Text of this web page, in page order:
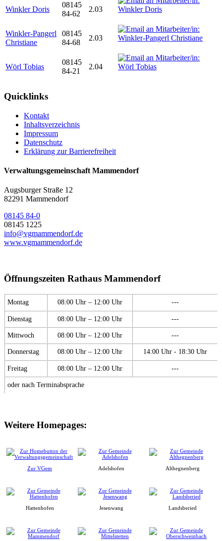
Winkler Doris
08145
84-62
2.03
Winkler-Pangerl
Christiane
08145
84-68
2.03
Wörl Tobias
08145
84-21
2.04
Quicklinks
Kontakt
Inhaltsverzeichnis
Impressum
Datenschutz
Erklärung zur Barrierefreiheit
Verwaltungsgemeinschaft Mammendorf
Augsburger Straße 12
82291 Mammendorf
08145 84-0
08145 1225
info@vgmammendorf.de
www.vgmammendorf.de
Öffnungszeiten Rathaus Mammendorf
Montag 08:00 Uhr – 12:00 Uhr ---
Dienstag 08:00 Uhr – 12:00 Uhr ---
Mittwoch 08:00 Uhr – 12:00 Uhr ---
Donnerstag 08:00 Uhr – 12:00 Uhr 14:00 Uhr - 18:30 Uhr
Freitag 08:00 Uhr – 12:00 Uhr ---
oder nach Terminabsprache
Weitere Homepages:
Zur VGem Adelshofen Althegnenberg
Hattenhofen Jesenwang Landsberied